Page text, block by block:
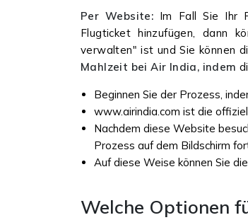
Per Website: Im Fall Sie Ihr
Flugticket hinzufügen, dann
verwalten" ist und Sie können
Mahlzeit bei Air India, indem
Beginnen Sie der Prozess,
www.airindia.com ist die
Nachdem diese Website
Prozess auf dem Bildschirm
Auf diese Weise können Sie
Welche Optionen